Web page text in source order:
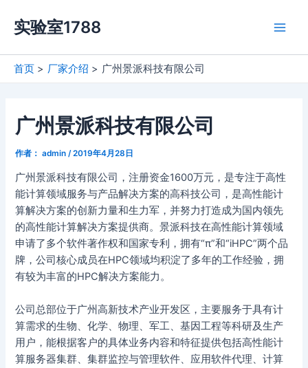
容
实验室1788
首页 厂家介绍 广州景派科技有限公司
广州景派科技有限公司
作者： admin /2019年4月28日
广州景派科技有限公司，注册资金1600万元，是专注于高性
能计算领域服务与产品解决方案的高科技公司，是高性能计
算解决方案的创新力量和生力军，并努力打造成为国内领先
的高性能计算解决方案提供商。景派科技在高性能计算领域
申请了多个软件著作权和国家专利，拥有“π”和“iHPC”两个品
牌，公司核心成员在HPC领域均积淀了多年的工作经验，拥
有较为丰富的HPC解决方案能力。
公司总部位于广州高新技术产业开发区，主要服务于具有计
算需求的生物、化学、物理、军工、基因工程等科研及生产
用户，能根据客户的具体业务内容和特征提供包括高性能计
算服务器集群、集群监控与管理软件、应用软件代理、计算